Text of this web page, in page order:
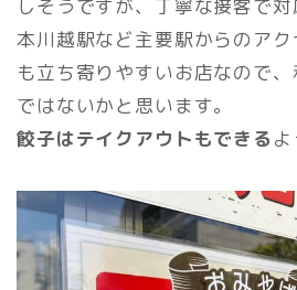
しそうですが、丁寧な接客で対
本川越駅など主要駅からのア
も立ち寄りやすいお店なので
ではないかと思います。
餃子はテイクアウトもできる よ